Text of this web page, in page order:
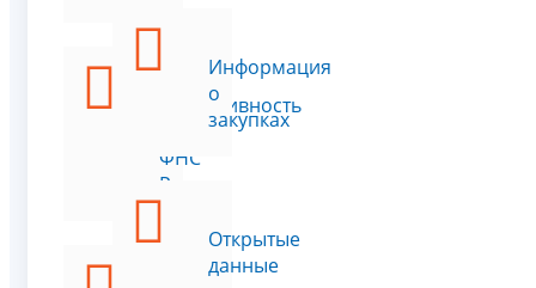
Эффективность
работы
ФНС
России
Информация
о
закупках
Открытые
данные